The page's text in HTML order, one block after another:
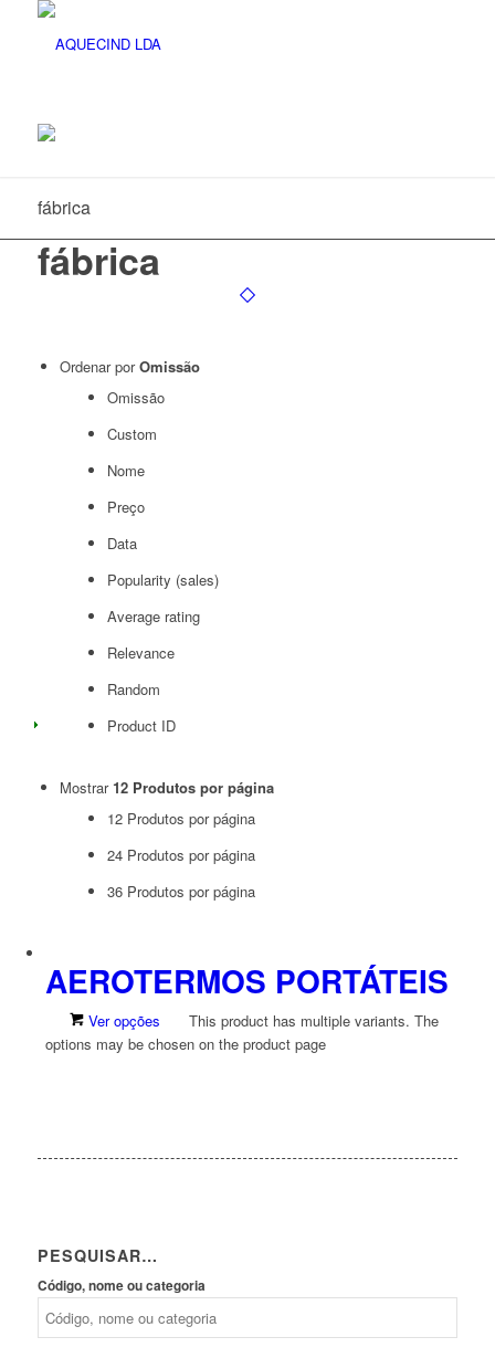
fábrica
fábrica
Ordenar porOmissão
Omissão
Custom
Nome
Preço
Data
Popularity (sales)
Average rating
Relevance
Random
Product ID
Mostrar 12 Produtos por página
12 Produtos por página
24 Produtos por página
36 Produtos por página
AEROTERMOS PORTÁTEIS
Ver opções
This product has multiple variants. The
options may be chosen on the product page
PESQUISAR…
Código, nome ou categoria